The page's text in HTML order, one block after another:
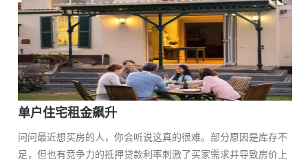
单户住宅租金飙升
问问最近想买房的人，你会听说这真的很难。部分原因是库存不
足，但也有竞争力的抵押贷款利率刺激了买家需求并导致房价上